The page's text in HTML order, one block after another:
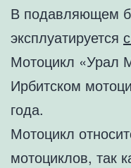
В подавляющем
эксплуатируется
Мотоцикл «Урал
Ирбитском
года.
Мотоцикл
мотоциклов, так